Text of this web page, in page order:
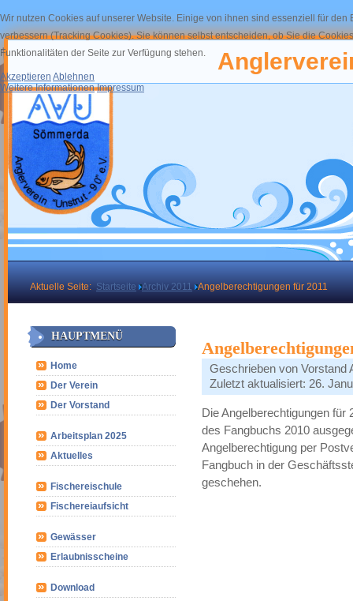
Aktuelle Seite: Startseite Archiv 2011 Angelberechtigungen für 2011
HAUPTMENÜ
Home
Der Verein
Der Vorstand
Arbeitsplan 2025
Aktuelles
Fischereischule
Fischereiaufsicht
Gewässer
Erlaubnisscheine
Download
Geschrieben von Vorstand
Zuletzt aktualisiert: 26.
Die Angelberechtigungen für
des Fangbuchs 2010
Angelberechtigung per
Fangbuch in der
geschehen.
Wir nutzen Cookies auf unserer Website. Einige von ihnen sind essenziell für
verbessern (Tracking Cookies). Sie können selbst entscheiden, ob Sie die
Funktionalitäten der Seite zur Verfügung stehen.
Akzeptieren Ablehnen
Weitere Informationen Impressum